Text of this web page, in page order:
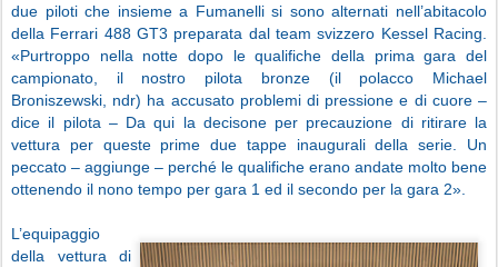
due piloti che insieme a Fumanelli si sono alternati nell’abitacolo
della Ferrari 488 GT3 preparata dal team svizzero Kessel Racing.
«Purtroppo nella notte dopo le qualifiche della prima gara del
campionato, il nostro pilota bronze (il polacco Michael
Broniszewski, ndr) ha accusato problemi di pressione e di cuore –
dice il pilota – Da qui la decisone per precauzione di ritirare la
vettura per queste prime due tappe inaugurali della serie. Un
peccato – aggiunge – perché le qualifiche erano andate molto bene
ottenendo il nono tempo per gara 1 ed il secondo per la gara 2».
L’equipaggio
della vettura di